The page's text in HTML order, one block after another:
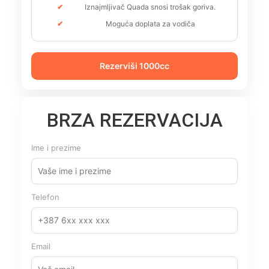
Iznajmljivač Quada snosi trošak goriva.
Moguća doplata za vodiča
Rezerviši 1000cc
BRZA REZERVACIJA
Ime i prezime
Telefon
Email